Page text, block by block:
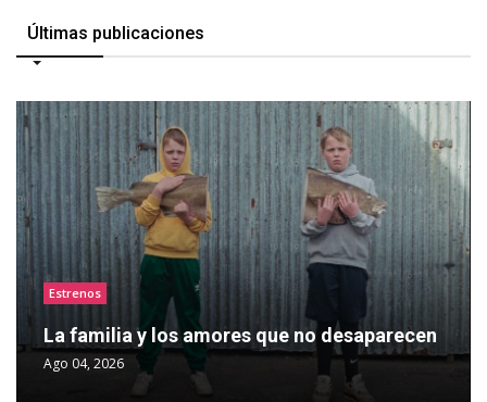
Últimas publicaciones
Estrenos
La familia y los amores que no desaparecen
Ago 04, 2026